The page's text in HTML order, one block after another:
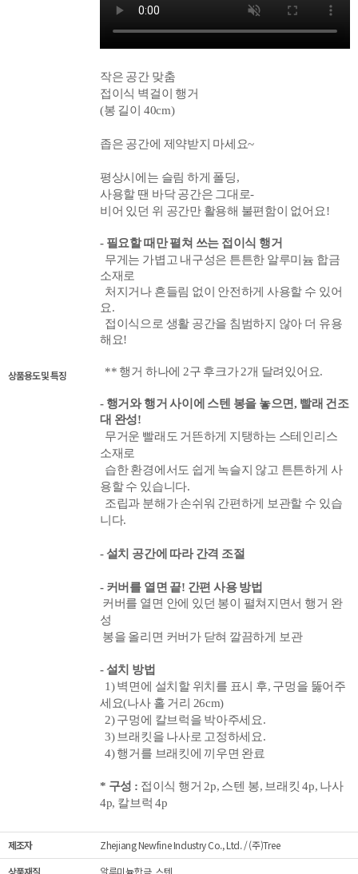
상품용도 및 특징
작은 공간 맞춤
접이식 벽걸이 행거
(봉 길이 40cm)
좁은 공간에 제약받지 마세요~
평상시에는 슬림 하게 폴딩,
사용할 땐 바닥 공간은 그대로-
비어 있던 위 공간만 활용해 불편함이 없어요!
- 필요할 때만 펼쳐 쓰는 접이식 행거
무게는 가볍고 내구성은 튼튼한 알루미늄 합금
소재로
처지거나 흔들림 없이 안전하게 사용할 수 있어
요.
접이식으로 생활 공간을 침범하지 않아 더 유용
해요!
** 행거 하나에 2구 후크가 2개 달려있어요.
- 행거와 행거 사이에 스텐 봉을 놓으면, 빨래 건조
대 완성!
무거운 빨래도 거뜬하게 지탱하는 스테인리스
소재로
습한 환경에서도 쉽게 녹슬지 않고 튼튼하게 사
용할 수 있습니다.
조립과 분해가 손쉬워 간편하게 보관할 수 있습
니다.
-설치 공간에 따라 간격 조절
-커버를 열면 끝! 간편 사용 방법
커버를 열면 안에 있던 봉이 펼쳐지면서 행거 완
성
봉을 올리면 커버가 닫혀 깔끔하게 보관
- 설치 방법
1) 벽면에 설치할 위치를 표시 후, 구멍을 뚫어주
세요(나사 홀 거리 26cm)
2) 구멍에 칼브럭을 박아주세요.
3)브래킷을 나사로 고정하세요.
4) 행거를 브래킷에 끼우면 완료
* 구성 : 접이식 행거 2p, 스텐 봉, 브래킷 4p, 나사
4p, 칼브럭 4p
제조자
Zhejiang Newfine Industry Co., Ltd. / (주)Tree
상품재질
알루미늄합금, 스텐